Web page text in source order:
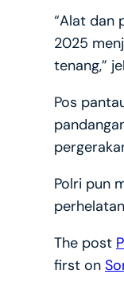
“Alat dan
2025
tenang,”
Pos
Polri pun
The post
first on